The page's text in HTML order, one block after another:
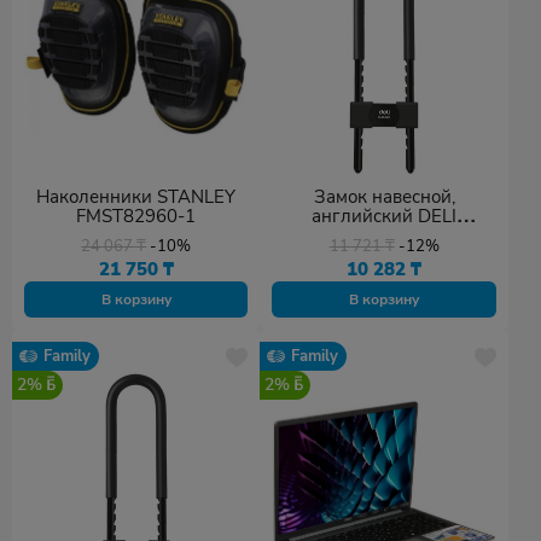
Наколенники STANLEY
FMST82960-1
24 067₸ -10%
21 750 ₸
В корзину
Замок навесной,
английский DELI
DL508301, 250х110 мм
11 721₸ -12%
10 282₸
В корзину
Family
2%
Family
2%